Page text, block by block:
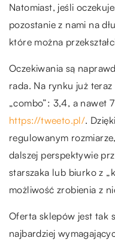
Natomiast, jeśli
pozostanie z nami na
które można
Oczekiwania są
rada. Na rynku już
„combo”: 3,4, a nawet
https://tweeto.pl/.
regulowanym
dalszej perspektywie
starszaka lub biurko z
możliwość zrobienia z
Oferta sklepów jest tak
najbardziej